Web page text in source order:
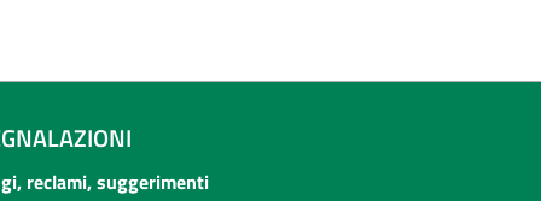
reclami, suggerimenti